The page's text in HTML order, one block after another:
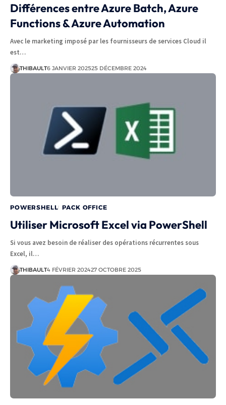
Différences entre Azure Batch, Azure
Functions & Azure Automation
Avec le marketing imposé par les fournisseurs de services Cloud il
est…
THIBAULT6 JANVIER 202525 DÉCEMBRE 2024
POWERSHELL PACK OFFICE
Utiliser Microsoft Excel via PowerShell
Si vous avez besoin de réaliser des opérations récurrentes sous
Excel, il…
THIBAULT4 FÉVRIER 202427 OCTOBRE 2025